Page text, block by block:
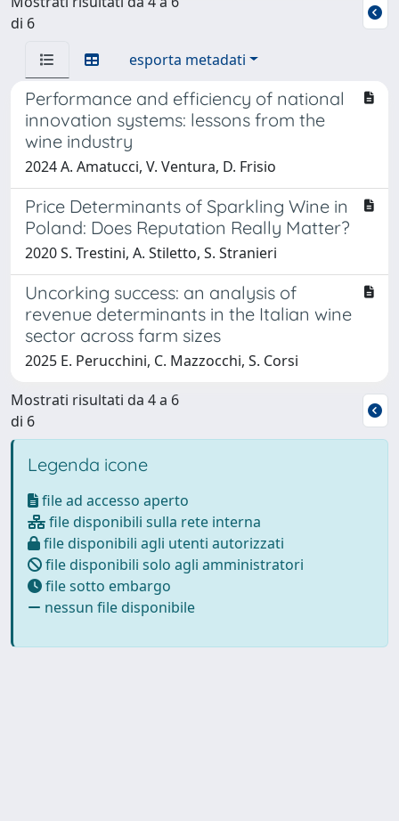
di 6
esporta metadati
Performance and efficiency of national
innovation systems: lessons from the
wine industry
2024 A. Amatucci, V. Ventura, D. Frisio
Price Determinants of Sparkling Wine in
Poland: Does Reputation Really Matter?
2020 S. Trestini, A. Stiletto, S. Stranieri
Uncorking success: an analysis of
revenue determinants in the Italian wine
sector across farm sizes
2025 E. Perucchini, C. Mazzocchi, S. Corsi
Mostrati risultati da 4 a 6
di 6
Legenda icone
file ad accesso aperto
file disponibili sulla rete interna
file disponibili agli utenti autorizzati
file disponibili solo agli amministratori
file sotto embargo
nessun file disponibile